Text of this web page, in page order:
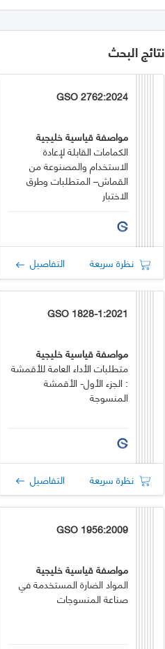
نتائج البحث
GSO 2762:2024
مواصفة قياسية خليجية
الكمامات القابلة لإعادة
الاستخدام والمصنوعة من
القماش– المتطلبات وطرق
الاختبار
نظرة سريعة التفاصيل
GSO 1828-1:2021
مواصفة قياسية خليجية
متطلبات الأداء العامة للأقمشة
: الجزء الأول- الأقمشة
المنسوجة
نظرة سريعة التفاصيل
GSO 1956:2009
مواصفة قياسية خليجية
المواد الضارة المستخدمة في
صناعة المنسوجات